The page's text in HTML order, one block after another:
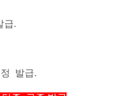
급.
발급.